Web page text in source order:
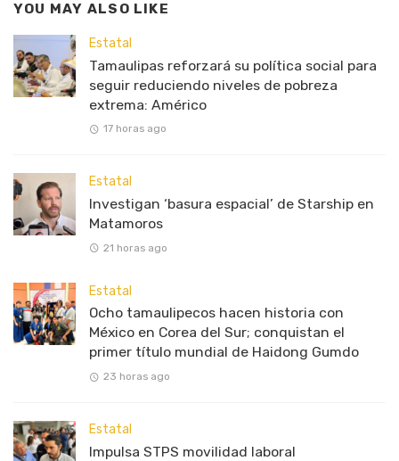
YOU MAY ALSO LIKE
Estatal
Tamaulipas reforzará su política social para
seguir reduciendo niveles de pobreza
extrema: Américo
17 horas ago
Estatal
Investigan ‘basura espacial’ de Starship en
Matamoros
21 horas ago
Estatal
Ocho tamaulipecos hacen historia con
México en Corea del Sur; conquistan el
primer título mundial de Haidong Gumdo
23 horas ago
Estatal
Impulsa STPS movilidad laboral